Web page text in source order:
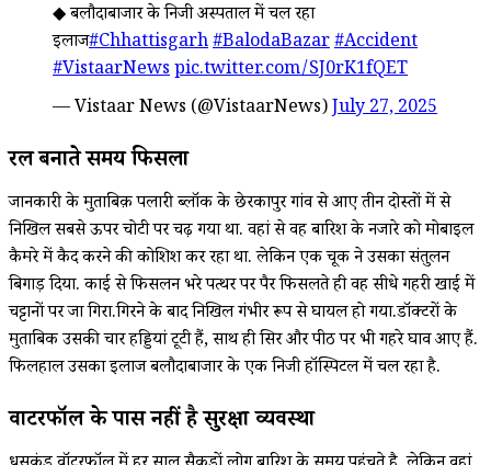
◆ बलौदाबाजार के निजी अस्पताल में चल रहा
इलाज#Chhattisgarh#BalodaBazar#Accident
#VistaarNewspic.twitter.com/SJ0rK1fQET
— Vistaar News (@VistaarNews)July 27, 2025
रील बनाते समय फिसला
जानकारी के मुताबिक़ पलारी ब्लॉक के छेरकापुर गांव से आए तीन दोस्तों में से
निखिल सबसे ऊपर चोटी पर चढ़ गया था. वहां से वह बारिश के नजारे को मोबाइल
कैमरे में कैद करने की कोशिश कर रहा था. लेकिन एक चूक ने उसका संतुलन
बिगाड़ दिया. काई से फिसलन भरे पत्थर पर पैर फिसलते ही वह सीधे गहरी खाई में
चट्टानों पर जा गिरा.गिरने के बाद निखिल गंभीर रूप से घायल हो गया.डॉक्टरों के
मुताबिक उसकी चार हड्डियां टूटी हैं, साथ ही सिर और पीठ पर भी गहरे घाव आए हैं.
फिलहाल उसका इलाज बलौदाबाजार के एक निजी हॉस्पिटल में चल रहा है.
वाटरफॉल के पास नहीं है सुरक्षा व्यवस्था